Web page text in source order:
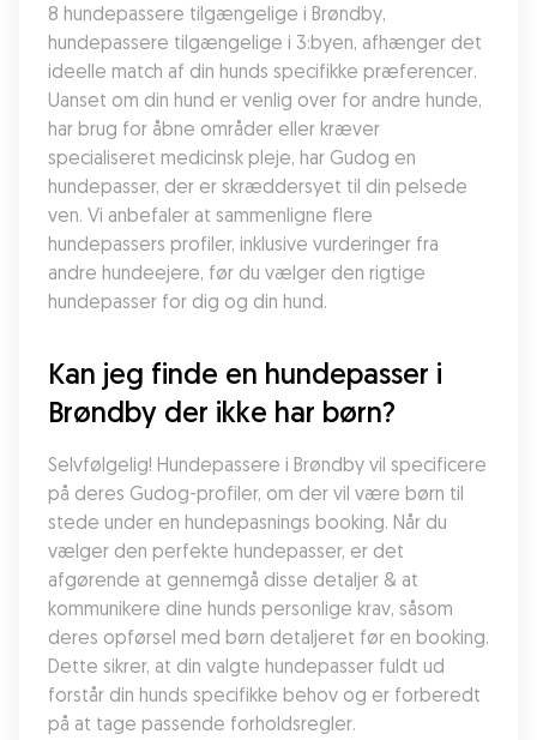
8 hundepassere tilgængelige i Brøndby,
hundepassere tilgængelige i 3:byen, afhænger det
ideelle match af din hunds specifikke præferencer.
Uanset om din hund er venlig over for andre hunde,
har brug for åbne områder eller kræver
specialiseret medicinsk pleje, har Gudog en
hundepasser, der er skræddersyet til din pelsede
ven. Vi anbefaler at sammenligne flere
hundepassers profiler, inklusive vurderinger fra
andre hundeejere, før du vælger den rigtige
hundepasser for dig og din hund.
Kan jeg finde en hundepasser i
Brøndby der ikke har børn?
Selvfølgelig! Hundepassere i Brøndby vil specificere
på deres Gudog-profiler, om der vil være børn til
stede under en hundepasnings booking. Når du
vælger den perfekte hundepasser, er det
afgørende at gennemgå disse detaljer & at
kommunikere dine hunds personlige krav, såsom
deres opførsel med børn detaljeret før en booking.
Dette sikrer, at din valgte hundepasser fuldt ud
forstår din hunds specifikke behov og er forberedt
på at tage passende forholdsregler.